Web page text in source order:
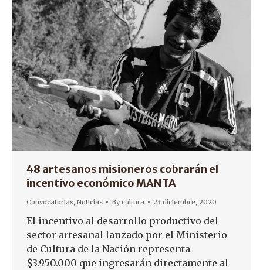
48 artesanos misioneros cobrarán el
incentivo económico MANTA
Convocatorias, Noticias Bycultura 23 diciembre, 2020
El incentivo al desarrollo productivo del
sector artesanal lanzado por el Ministerio
de Cultura de la Nación representa
$3.950.000 que ingresarán directamente al